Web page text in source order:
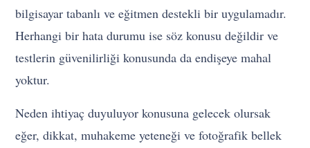
bilgisayar tabanlı ve eğitmen destekli bir uygulamadır.
Herhangi bir hata durumu ise söz konusu değildir ve
testlerin güvenilirliği konusunda da endişeye mahal
yoktur.
Neden ihtiyaç duyuluyor konusuna gelecek olursak
eğer, dikkat, muhakeme yeteneği ve fotoğrafik bellek